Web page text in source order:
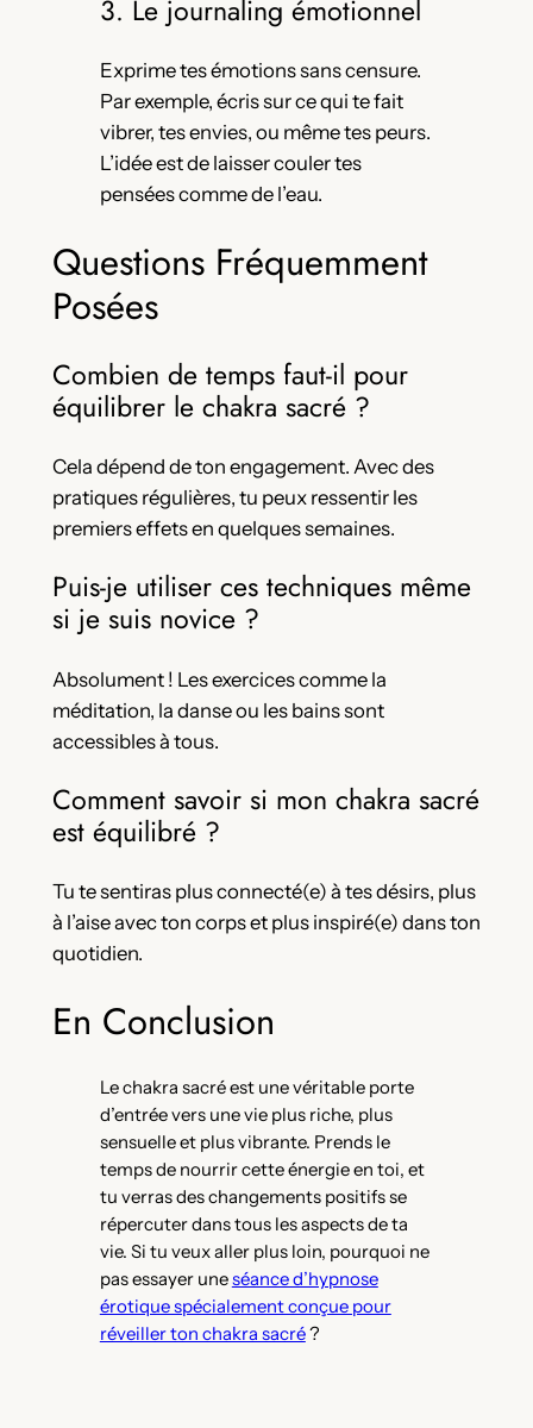
3. Le journaling émotionnel
Exprime tes émotions sans censure.
Par exemple, écris sur ce qui te fait
vibrer, tes envies, ou même tes peurs.
L’idée est de laisser couler tes
pensées comme de l’eau.
Questions Fréquemment
Posées
Combien de temps faut-il pour
équilibrer le chakra sacré ?
Cela dépend de ton engagement. Avec des
pratiques régulières, tu peux ressentir les
premiers effets en quelques semaines.
Puis-je utiliser ces techniques même
si je suis novice ?
Absolument ! Les exercices comme la
méditation, la danse ou les bains sont
accessibles à tous.
Comment savoir si mon chakra sacré
est équilibré ?
Tu te sentiras plus connecté(e) à tes désirs, plus
à l’aise avec ton corps et plus inspiré(e) dans ton
quotidien.
En Conclusion
Le chakra sacré est une véritable porte
d’entrée vers une vie plus riche, plus
sensuelle et plus vibrante. Prends le
temps de nourrir cette énergie en toi, et
tu verras des changements positifs se
répercuter dans tous les aspects de ta
vie. Si tu veux aller plus loin, pourquoi ne
pas essayer uneséance d’hypnose
érotique spécialement conçue pour
réveiller ton chakra sacré?